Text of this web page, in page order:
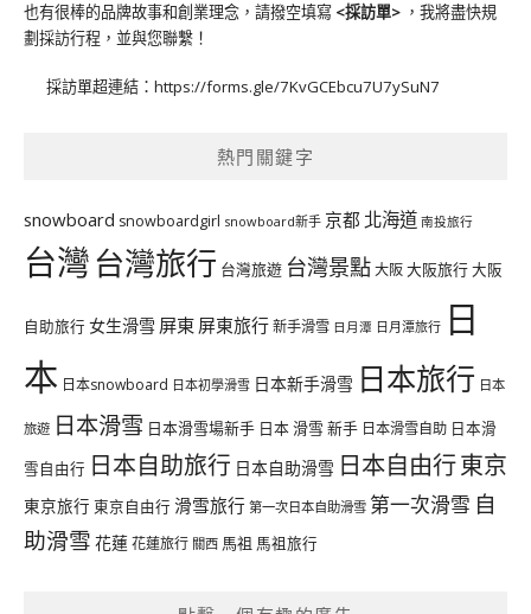
也有很棒的品牌故事和創業理念，請撥空填寫 <採訪單> ，我將盡快規
劃採訪行程，並與您聯繫！
採訪單超連結： https://forms.gle/7KvGCEbcu7U7ySuN7
熱門關鍵字
snowboard snowboardgirl snowboard新手 京都 北海道 南投旅行
台灣台灣旅行 台灣旅遊 台灣景點大阪大阪旅行大阪
自助旅行 女生滑雪 屏東 屏東旅行新手滑雪 日月潭 日月潭旅行 日
本 日本snowboard 日本初學滑雪 日本新手滑雪 日本旅行 日本
旅遊 日本滑雪 日本滑雪場新手 日本 滑雪 新手 日本滑雪自助 日本滑
雪自由行 日本自助旅行 日本自助滑雪 日本自由行東京
東京旅行 東京自由行 滑雪旅行 第一次日本自助滑雪 第一次滑雪 自
助滑雪 花蓮花蓮旅行 關西 馬祖 馬祖旅行